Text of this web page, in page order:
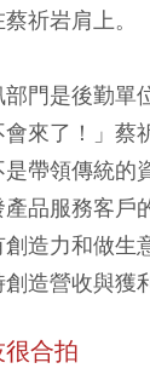
祈岩肩上。
部門是後勤單
來了！」蔡
帶領傳統的
品服務客戶
造力和做生
造營收與獲
合拍